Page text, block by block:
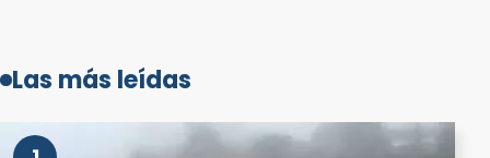
Las más leídas